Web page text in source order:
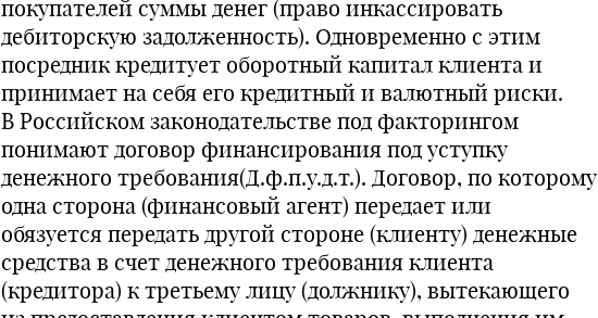
покупателей суммы денег (право инкассировать
дебиторскую задолженность). Одновременно с этим
посредник кредитует оборотный капитал клиента и
принимает на себя его кредитный и валютный риски.
В Российском законодательстве под факторингом
понимают договор финансирования под уступку
денежного требования(Д.ф.п.у.д.т.). Договор, по которому
одна сторона (финансовый агент) передает или
обязуется передать другой стороне (клиенту) денежные
средства в счет денежного требования клиента
(кредитора) к третьему лицу (должнику), вытекающего